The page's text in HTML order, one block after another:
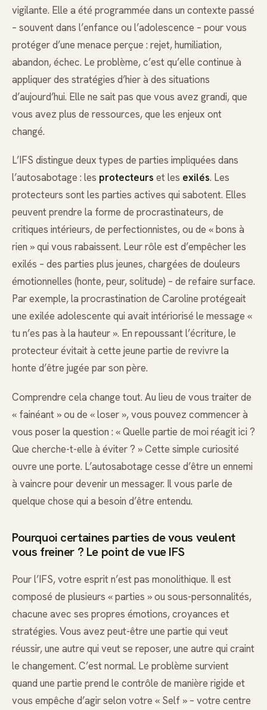
vigilante. Elle a été programmée dans un contexte passé
– souvent dans l’enfance ou l’adolescence – pour vous
protéger d’une menace perçue : rejet, humiliation,
abandon, échec. Le problème, c’est qu’elle continue à
appliquer des stratégies d’hier à des situations
d’aujourd’hui. Elle ne sait pas que vous avez grandi, que
vous avez plus de ressources, que les enjeux ont
changé.
L’IFS distingue deux types de parties impliquées dans
l’autosabotage : les protecteurs et les exilés. Les
protecteurs sont les parties actives qui sabotent. Elles
peuvent prendre la forme de procrastinateurs, de
critiques intérieurs, de perfectionnistes, ou de « bons à
rien » qui vous rabaissent. Leur rôle est d’empêcher les
exilés – des parties plus jeunes, chargées de douleurs
émotionnelles (honte, peur, solitude) – de refaire surface.
Par exemple, la procrastination de Caroline protégeait
une exilée adolescente qui avait intériorisé le message «
tu n’es pas à la hauteur ». En repoussant l’écriture, le
protecteur évitait à cette jeune partie de revivre la
honte d’être jugée par son père.
Comprendre cela change tout. Au lieu de vous traiter de
« fainéant » ou de « loser », vous pouvez commencer à
vous poser la question : « Quelle partie de moi réagit ici ?
Que cherche-t-elle à éviter ? » Cette simple curiosité
ouvre une porte. L’autosabotage cesse d’être un ennemi
à vaincre pour devenir un messager. Il vous parle de
quelque chose qui a besoin d’être entendu.
Pourquoi certaines parties de vous veulent
vous freiner ? Le point de vue IFS
Pour l’IFS, votre esprit n’est pas monolithique. Il est
composé de plusieurs « parties » ou sous-personnalités,
chacune avec ses propres émotions, croyances et
stratégies. Vous avez peut-être une partie qui veut
réussir, une autre qui veut se reposer, une autre qui craint
le changement. C’est normal. Le problème survient
quand une partie prend le contrôle de manière rigide et
vous empêche d’agir selon votre « Self » – votre centre